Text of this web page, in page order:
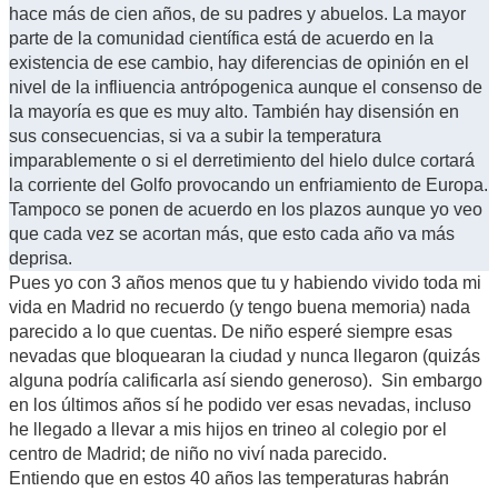
hace más de cien años, de su padres y abuelos. La mayor
parte de la comunidad científica está de acuerdo en la
existencia de ese cambio, hay diferencias de opinión en el
nivel de la infliuencia antrópogenica aunque el consenso de
la mayoría es que es muy alto. También hay disensión en
sus consecuencias, si va a subir la temperatura
imparablemente o si el derretimiento del hielo dulce cortará
la corriente del Golfo provocando un enfriamiento de Europa.
Tampoco se ponen de acuerdo en los plazos aunque yo veo
que cada vez se acortan más, que esto cada año va más
deprisa.
Pues yo con 3 años menos que tu y habiendo vivido toda mi
vida en Madrid no recuerdo (y tengo buena memoria) nada
parecido a lo que cuentas. De niño esperé siempre esas
nevadas que bloquearan la ciudad y nunca llegaron (quizás
alguna podría calificarla así siendo generoso). Sin embargo
en los últimos años sí he podido ver esas nevadas, incluso
he llegado a llevar a mis hijos en trineo al colegio por el
centro de Madrid; de niño no viví nada parecido.
Entiendo que en estos 40 años las temperaturas habrán